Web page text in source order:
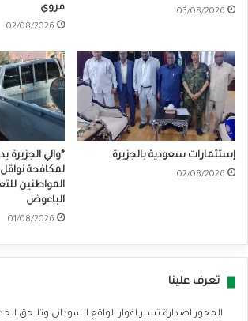
03/08/2026
مروي
02/08/2026
إستثمارات سعودية بالجزيرة
02/08/2026
*والي الجزيرة
لمكافحة
المواطنين
الباعوض
01/08/2026
تعرف علينا
المحور اصدارة تسبر اغوار الواقع السوداني وتلاحق